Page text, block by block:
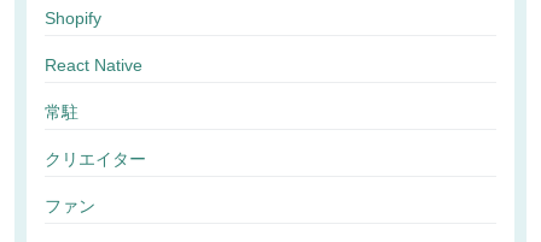
Shopify
React Native
常駐
クリエイター
ファン